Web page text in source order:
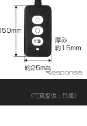
《写真提供：昌騰》